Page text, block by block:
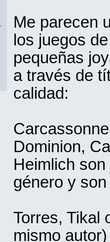
Me parecen
los juegos
pequeñas
a través de
calidad:
Dominion,
Heimlich
género y
Torres, Tikal
mismo